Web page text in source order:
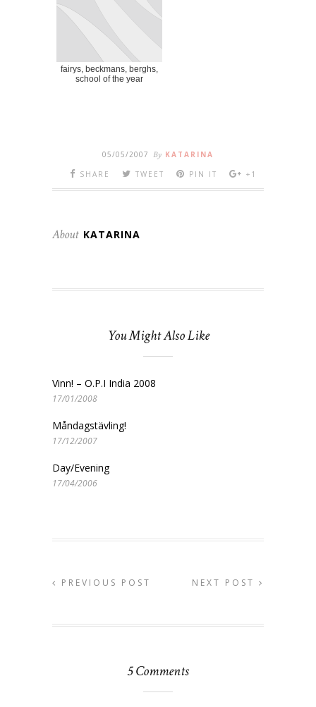
fairys, beckmans, berghs,
school of the year
05/05/2007 By KATARINA
SHARE
TWEET PIN IT +1
About KATARINA
You Might Also Like
Vinn! – O.P.I India 2008
17/01/2008
Måndagstävling!
17/12/2007
Day/Evening
17/04/2006
PREVIOUS POST NEXT POST
5 Comments